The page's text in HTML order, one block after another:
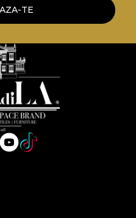
fata de natura, toate
utilizarea
tapetului. In acest
de redecorare
ridica la cele mai inalte
TE